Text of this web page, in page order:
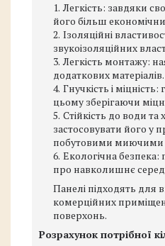
Легкість: завдяки
його більш
Ізоляційні
звукоізоляційних
Легкість монтажу:
додаткових матеріалів.
Гнучкість і
цьому зберігаючи
Стійкість до води
застосовувати його у
побутовими миючими
Екологічна
про навколишнє
Панелі підходять для
комерційних
поверхонь.
Розрахунок потрібної